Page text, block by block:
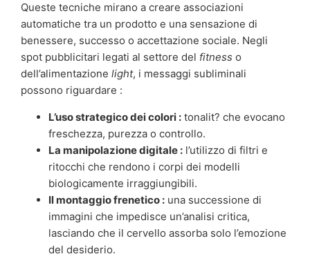
Queste tecniche mirano a creare associazioni
automatiche tra un prodotto e una sensazione di
benessere, successo o accettazione sociale. Negli
spot pubblicitari legati al settore del fitness o
dell’alimentazione light, i messaggi subliminali
possono riguardare :
L’uso strategico dei colori : tonalit? che evocano
freschezza, purezza o controllo.
La manipolazione digitale : l’utilizzo di filtri e
ritocchi che rendono i corpi dei modelli
biologicamente irraggiungibili.
Il montaggio frenetico : una successione di
immagini che impedisce un’analisi critica,
lasciando che il cervello assorba solo l’emozione
del desiderio.